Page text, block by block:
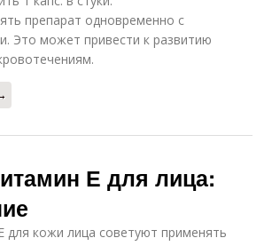
препарат одновременно с
Это может привести к развитию
Е для лица:
для кожи лица советуют применять